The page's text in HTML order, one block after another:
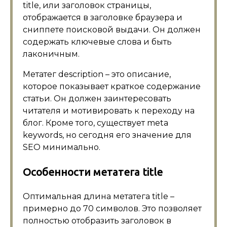
title, или заголовок страницы,
отображается в заголовке браузера и
сниппете поисковой выдачи. Он должен
содержать ключевые слова и быть
лаконичным.
Метатег description – это описание,
которое показывает краткое содержание
статьи. Он должен заинтересовать
читателя и мотивировать к переходу на
блог. Кроме того, существует meta
keywords, но сегодня его значение для
SEO минимально.
Особенности метатега title
Оптимальная длина метатега title –
примерно до 70 символов. Это позволяет
полностью отобразить заголовок в